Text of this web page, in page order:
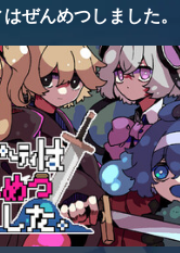
ぜんめつしました。